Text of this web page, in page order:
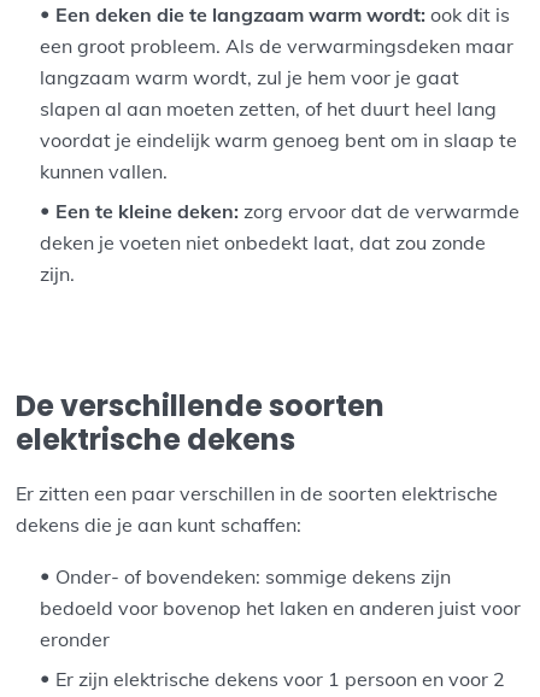
Een deken die te langzaam warm wordt:ook dit is
een groot probleem. Als de verwarmingsdeken maar
langzaam warm wordt, zul je hem voor je gaat
slapen al aan moeten zetten, of het duurt heel lang
voordat je eindelijk warm genoeg bent om in slaap te
kunnen vallen.
Een te kleine deken: zorg ervoor dat de verwarmde
deken je voeten niet onbedekt laat, dat zou zonde
zijn.
De verschillende soorten
elektrische dekens
Er zitten een paar verschillen in de soorten elektrische
dekens die je aan kunt schaffen:
Onder- of bovendeken: sommige dekens zijn
bedoeld voor bovenop het laken en anderen juist voor
eronder
Er zijn elektrische dekens voor 1 persoon en voor 2